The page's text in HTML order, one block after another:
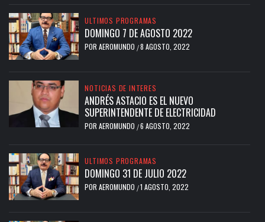
ULTIMOS PROGRAMAS
DOMINGO 7 DE AGOSTO 2022
POR AEROMUNDO /8 AGOSTO, 2022
NOTICIAS DE INTERES
ANDRÉS ASTACIO ES EL NUEVO
SUPERINTENDENTE DE ELECTRICIDAD
POR AEROMUNDO /6 AGOSTO, 2022
ULTIMOS PROGRAMAS
DOMINGO 31 DE JULIO 2022
POR AEROMUNDO /1 AGOSTO, 2022